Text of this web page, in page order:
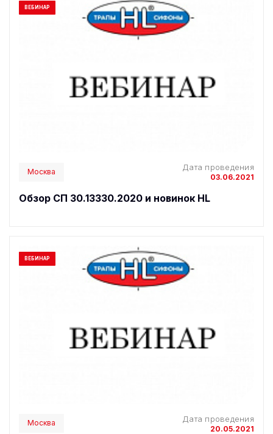
ВЕБИНАР
Москва Дата проведения
03.06.2021
Обзор СП 30.13330.2020 и новинок HL
ВЕБИНАР
Москва Дата проведения
20.05.2021